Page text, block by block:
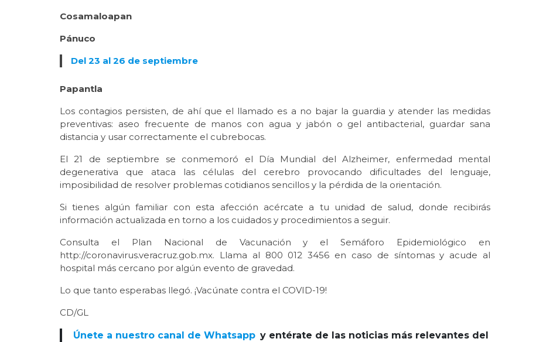
Cosamaloapan
Pánuco
Del 23 al 26 de septiembre
Papantla
Los contagios persisten, de ahí que el llamado es a no bajar la guardia y atender las medidas
preventivas: aseo frecuente de manos con agua y jabón o gel antibacterial, guardar sana
distancia y usar correctamente el cubrebocas.
El 21 de septiembre se conmemoró el Día Mundial del Alzheimer, enfermedad mental
degenerativa que ataca las células del cerebro provocando dificultades del lenguaje,
imposibilidad de resolver problemas cotidianos sencillos y la pérdida de la orientación.
Si tienes algún familiar con esta afección acércate a tu unidad de salud, donde recibirás
información actualizada en torno a los cuidados y procedimientos a seguir.
Consulta el Plan Nacional de Vacunación y el Semáforo Epidemiológico en
http://coronavirus.veracruz.gob.mx. Llama al 800 012 3456 en caso de síntomas y acude al
hospital más cercano por algún evento de gravedad.
Lo que tanto esperabas llegó. ¡Vacúnate contra el COVID-19!
CD/GL
Únete a nuestro canal de Whatsapp y entérate de las noticias más relevantes del